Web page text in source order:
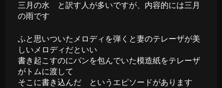
三月の水 と訳す人が多いですが、内容的には三月
の雨です
ふと思いついたメロディを弾くと妻のテレーザが美
しいメロディだといい
書き起こすのにパンを包んでいた模造紙をテレーザ
がトムに渡して
そこに書き込んだ というエピソードがあります